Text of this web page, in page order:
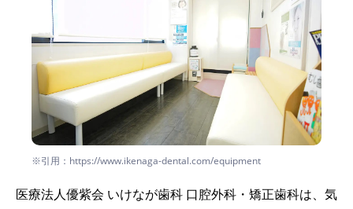
※引用：https://www.ikenaga-dental.com/equipment
医療法人優紫会 いけなが歯科 口腔外科・矯正歯科は、気